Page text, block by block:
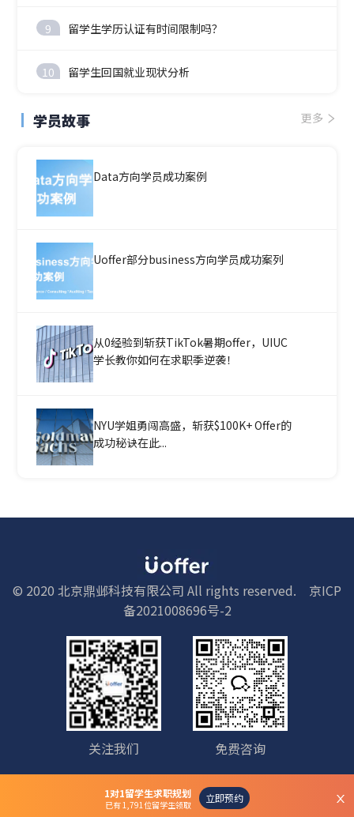
9 留学生学历认证有时间限制吗？
10 留学生回国就业现状分析
学员故事 更多
Data方向学员成功案例
Uoffer部分business方向学员成功案列
从0经验到斩获TikTok暑期offer，UIUC
学长教你如何在求职季逆袭！
NYU学姐勇闯高盛，斩获$100K+ Offer的
成功秘诀在此...
© 2020 北京鼎邺科技有限公司 All rights reserved.
京ICP
备2021008696号-2
关注我们 免费咨询
1对1留学生求职规划
已有 1,791位留学生领取
立即预约